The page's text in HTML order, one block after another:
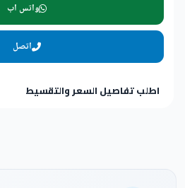
واتس اب
اتصل
اطلب تفاصيل السعر والتقسيط